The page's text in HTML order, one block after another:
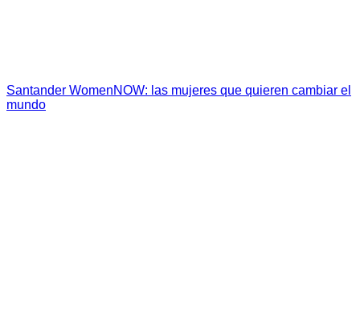
Santander WomenNOW: las mujeres que quieren cambiar el
mundo